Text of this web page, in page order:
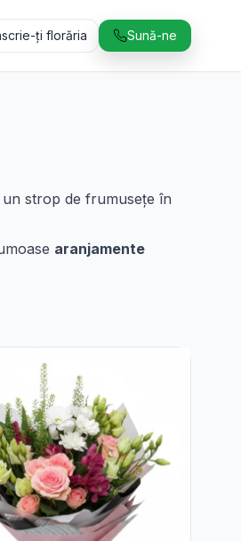
ți florăria Sună-ne
strop de frumusețe în
aranjamente